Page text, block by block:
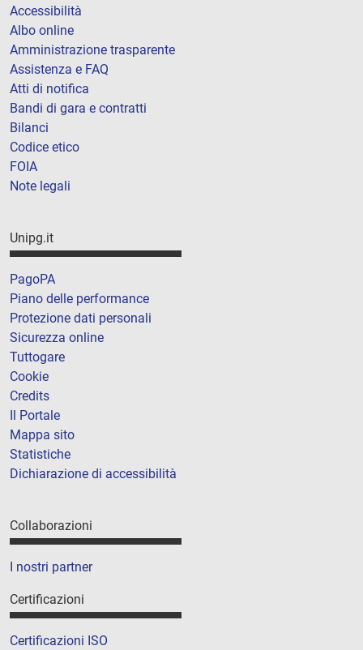
Accessibilità
Albo online
Amministrazione trasparente
Assistenza e FAQ
Atti di notifica
Bandi di gara e contratti
Bilanci
Codice etico
FOIA
Note legali
Unipg.it
PagoPA
Piano delle performance
Protezione dati personali
Sicurezza online
Tuttogare
Cookie
Credits
Il Portale
Mappa sito
Statistiche
Dichiarazione di accessibilità
Collaborazioni
I nostri partner
Certificazioni
Certificazioni ISO